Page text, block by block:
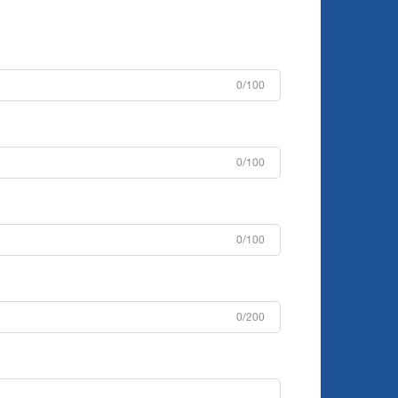
0/100
0/100
0/100
0/200